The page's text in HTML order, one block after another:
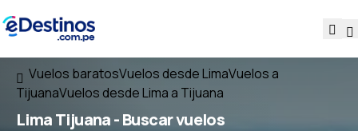
Vuelos baratosVuelos desde LimaVuelos a
TijuanaVuelos desde Lima a Tijuana
Lima Tijuana- Buscar vuelos